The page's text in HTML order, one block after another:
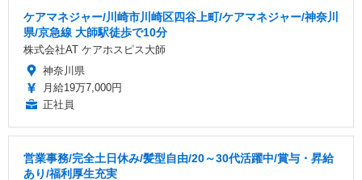
ケアマネジャー/川崎市川崎区四谷上町/ケアマネジャー/神奈川
県/京急線 大師駅徒歩で10分
株式会社AT ケアホスピス大師
神奈川県
月給19万7,000円
正社員
営業事務/完全土日休み/髪型自由/20～30代活躍中/賞与・昇給
あり/福利厚生充実